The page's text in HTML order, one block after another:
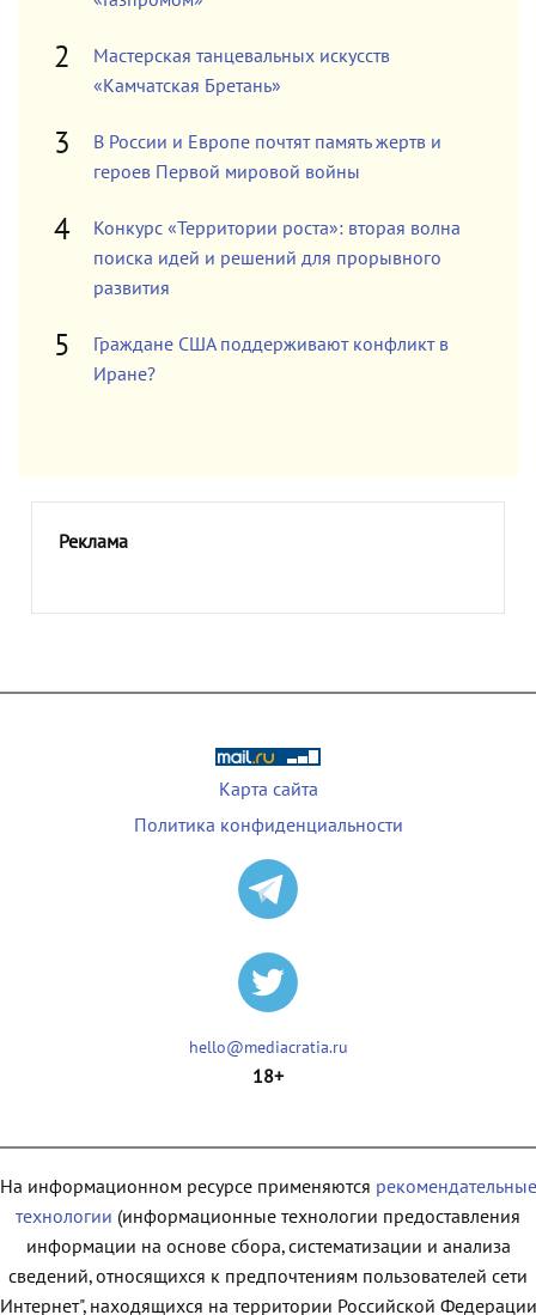
Мастерская танцевальных искусств
«Камчатская Бретань»
В России и Европе почтят память жертв и
героев Первой мировой войны
Конкурс «Территории роста»: вторая волна
поиска идей и решений для прорывного
развития
Граждане США поддерживают конфликт в
Иране?
Реклама
Карта сайта
Политика конфиденциальности
hello@mediacratia.ru
18+
На информационном ресурсе применяются рекомендательные
технологии (информационные технологии предоставления
информации на основе сбора, систематизации и анализа
сведений, относящихся к предпочтениям пользователей сети
находящихся на территории Российской